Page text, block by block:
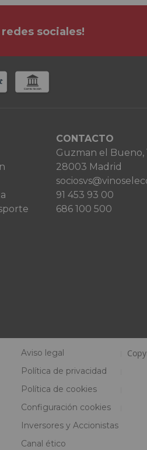
sociales!
CONTACTO
Guzman el Bueno,
28003 Madrid
91 453 93 00
686 100 500
Aviso legal
Política de privacidad
Política de cookies
Configuración cookies
Inversores y Accionistas
Canal ético